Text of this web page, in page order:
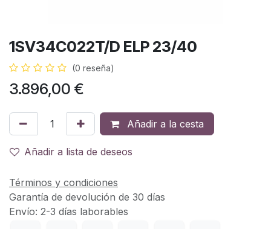
1SV34C022T/D ELP 23/40
(0 reseña)
3.896,00 €
Añadir a la cesta
Añadir a lista de deseos
Términos y condiciones
Garantía de devolución de 30 días
Envío: 2-3 días laborables